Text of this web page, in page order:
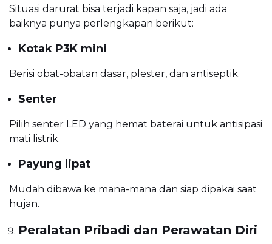
Situasi darurat bisa terjadi kapan saja, jadi ada
baiknya punya perlengkapan berikut:
Kotak P3K mini
Berisi obat-obatan dasar, plester, dan antiseptik.
Senter
Pilih senter LED yang hemat baterai untuk antisipasi
mati listrik.
Payung lipat
Mudah dibawa ke mana-mana dan siap dipakai saat
hujan.
Peralatan Pribadi dan Perawatan Diri